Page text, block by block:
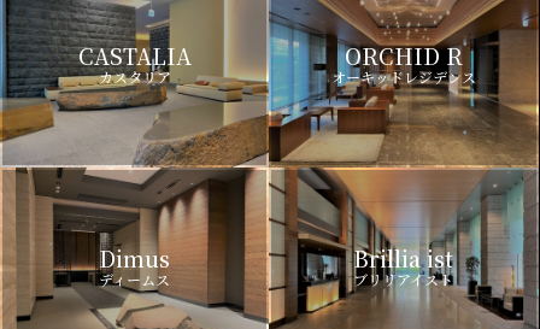
CASTALIA
カスタリア
ORCHID R
オーキッドレジデンス
Dimus
ディームス
Brillia ist
ブリリアイスト